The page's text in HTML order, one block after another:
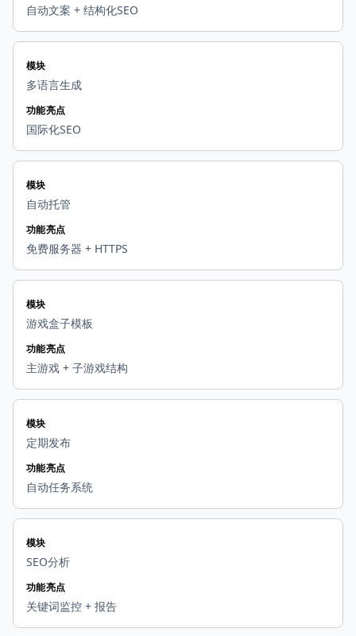
自动文案 + 结构化SEO
模块
多语言生成
功能亮点
国际化SEO
模块
自动托管
功能亮点
免费服务器 + HTTPS
模块
游戏盒子模板
功能亮点
主游戏 + 子游戏结构
模块
定期发布
功能亮点
自动任务系统
模块
SEO分析
功能亮点
关键词监控 + 报告